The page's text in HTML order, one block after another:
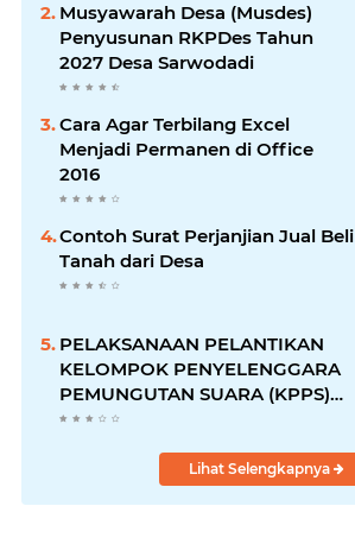
Musyawarah Desa (Musdes)
Penyusunan RKPDes Tahun
2027 Desa Sarwodadi
Cara Agar Terbilang Excel
Menjadi Permanen di Office
2016
Contoh Surat Perjanjian Jual Beli
Tanah dari Desa
PELAKSANAAN PELANTIKAN
KELOMPOK PENYELENGGARA
PEMUNGUTAN SUARA (KPPS)
DESA SARWODADI
Lihat Selengkapnya